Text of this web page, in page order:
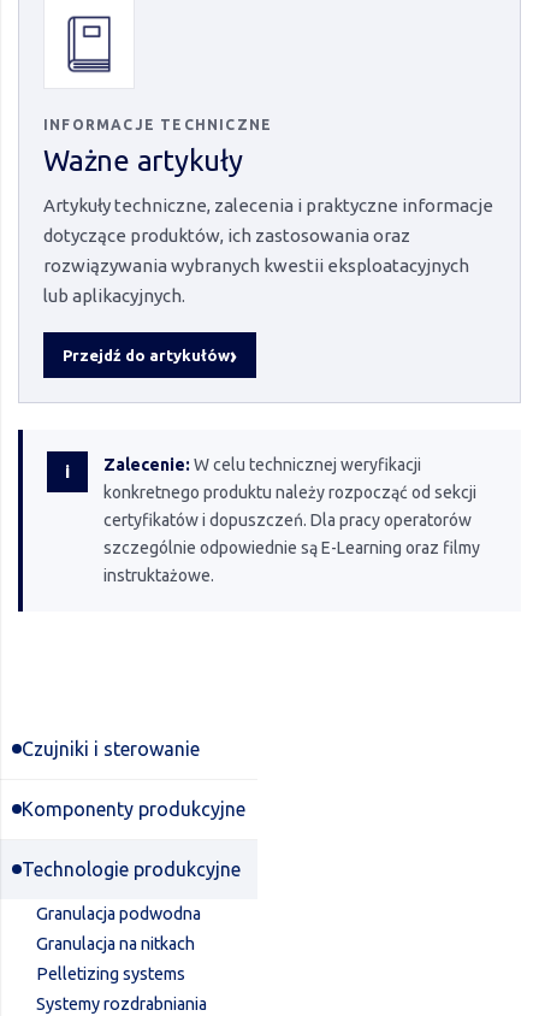
INFORMACJE TECHNICZNE
Ważne artykuły
Artykuły techniczne, zalecenia i praktyczne informacje
dotyczące produktów, ich zastosowania oraz
rozwiązywania wybranych kwestii eksploatacyjnych
lub aplikacyjnych.
Przejdź do artykułów
i Zalecenie: W celu technicznej weryfikacji
konkretnego produktu należy rozpocząć od sekcji
certyfikatów i dopuszczeń. Dla pracy operatorów
szczególnie odpowiednie są E-Learning oraz filmy
instruktażowe.
Czujniki i sterowanie
Komponenty produkcyjne
Technologie produkcyjne
Granulacja podwodna
Granulacja na nitkach
Pelletizing systems
Systemy rozdrabniania